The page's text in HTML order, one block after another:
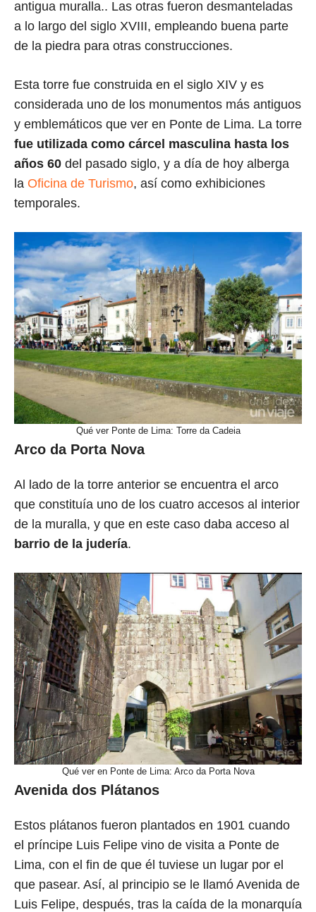
antigua muralla.. Las otras fueron desmanteladas
a lo largo del siglo XVIII, empleando buena parte
de la piedra para otras construcciones.
Esta torre fue construida en el siglo XIV y es
considerada uno de los monumentos más antiguos
y emblemáticos que ver en Ponte de Lima. La torre
fue utilizada como cárcel masculina hasta los
años 60 del pasado siglo, y a día de hoy alberga
la Oficina de Turismo, así como exhibiciones
temporales.
Qué ver Ponte de Lima: Torre da Cadeia
Arco da Porta Nova
Al lado de la torre anterior se encuentra el arco
que constituía uno de los cuatro accesos al interior
de la muralla, y que en este caso daba acceso al
barrio de la judería.
Qué ver en Ponte de Lima: Arco da Porta Nova
Avenida dos Plátanos
Estos plátanos fueron plantados en 1901 cuando
el príncipe Luis Felipe vino de visita a Ponte de
Lima, con el fin de que él tuviese un lugar por el
que pasear. Así, al principio se le llamó Avenida de
Luis Felipe, después, tras la caída de la monarquía